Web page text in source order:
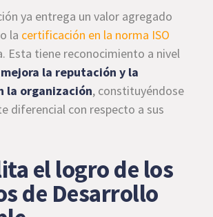
ya entrega un valor agregado
la certificación en la norma ISO
Esta tiene reconocimiento a nivel
mejora la reputación y la
la organización, constituyéndose
diferencial con respecto a sus
el logro de los
de Desarrollo